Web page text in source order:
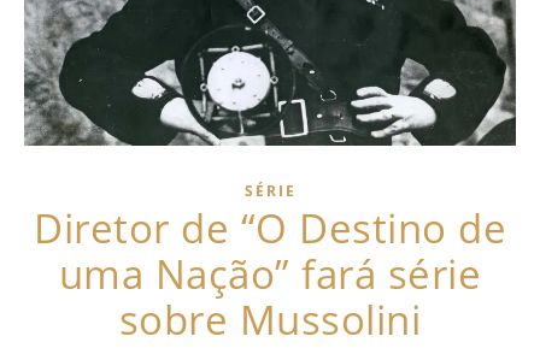
SÉRIE
Diretor de “O Destino de
uma Nação” fará série
sobre Mussolini